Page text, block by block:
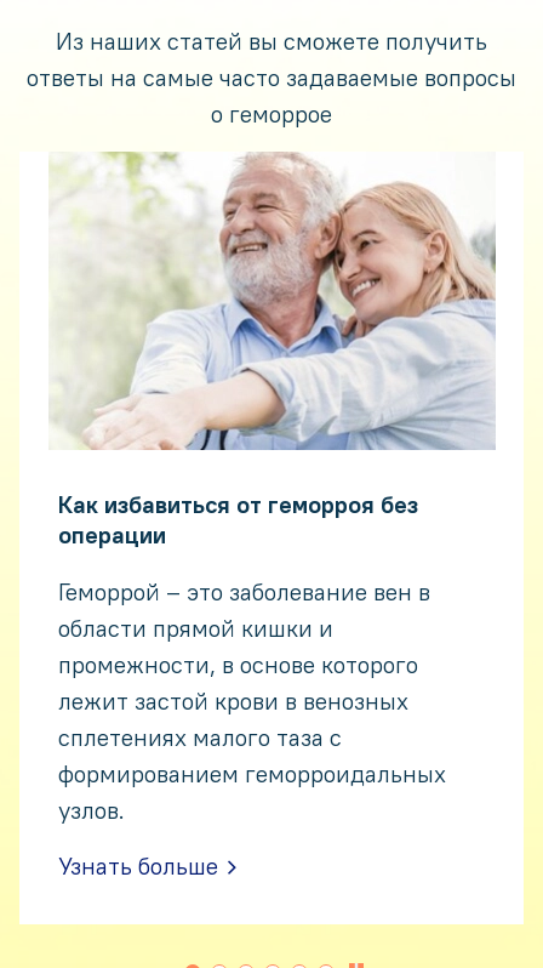
Из наших статей вы сможете получить
ответы на самые часто задаваемые вопросы
о геморрое
Комбинированный геморрой:
симптомы и лечение
По локализации геморроидальных
узлов геморрой может быть —
наружным, внутренним, но чаще
всего врачи ставят диагноз
«комбинированный геморрой», когда
наружные геморроидальные узлы.
Узнать больше